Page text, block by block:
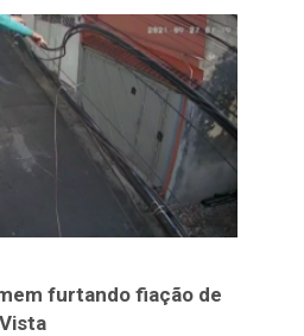
furtando fiação de